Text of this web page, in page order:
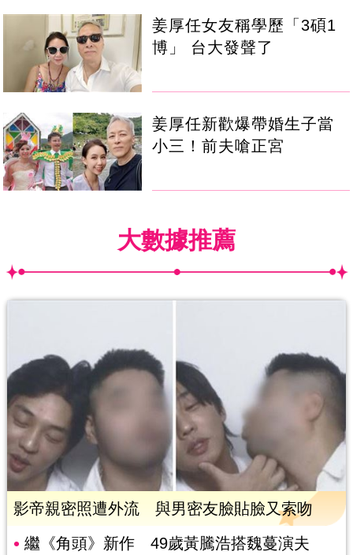
姜厚任女友稱學歷「3碩1
博」 台大發聲了
姜厚任新歡爆帶婚生子當
小三！前夫嗆正宮
大數據推薦
影帝親密照遭外流 與男密友臉貼臉又索吻
繼《角頭》新作 49歲黃騰浩搭魏蔓演夫